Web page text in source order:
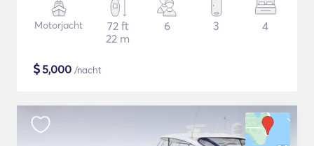
Motorjacht
72 ft
22 m
6 3 4
$5,000 /nacht